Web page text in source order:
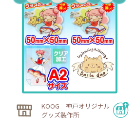
KOOG 神戸オリジナル
グッズ製作所